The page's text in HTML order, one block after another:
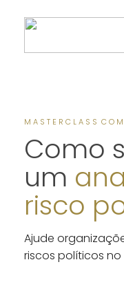
M A S T E R C L A S S C O M
Como
um
risco
Ajude
riscos políticos no